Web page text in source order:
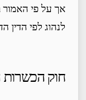
לנהוג לפי הדין
חוק הכשרות